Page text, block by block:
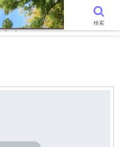
。〜 気ままに心字池、憩い
、Photo Poem Trunk〜
検索